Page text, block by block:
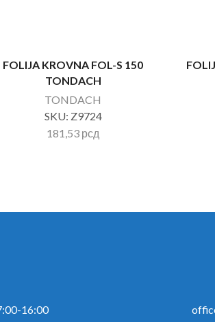
FOLIJA KROVNA FOL-S 150
TONDACH
TONDACH
SKU: Z9724
181,53 рсд
16:00